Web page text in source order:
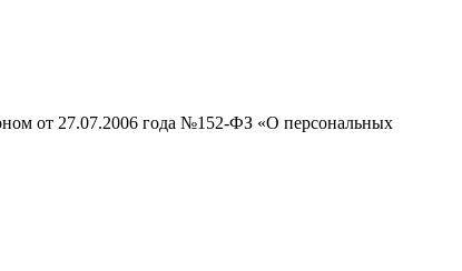
от 27.07.2006 года №152-ФЗ «О персональных